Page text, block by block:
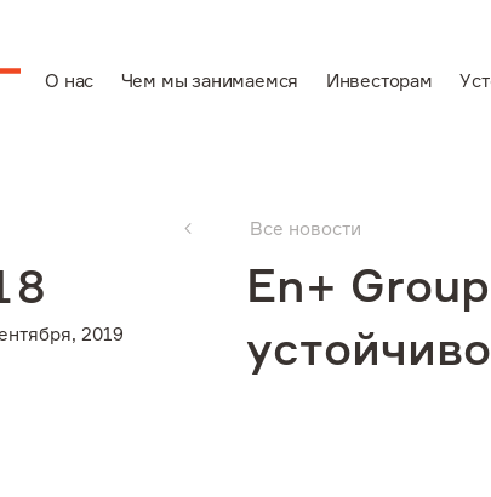
О нас Чем мы занимаемся Инвесторам
мы занимаемся
Инвесторам
Все новости
En+
8
2019